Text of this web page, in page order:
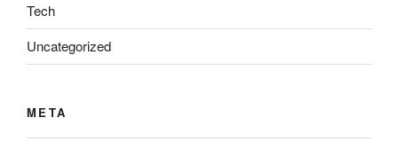
Tech
Uncategorized
META